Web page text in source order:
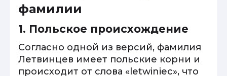
фамилии
1. Польское происхождение
Согласно одной из версий, фамилия
Летвинцев имеет польские корни и
происходит от слова «letwiniec», что